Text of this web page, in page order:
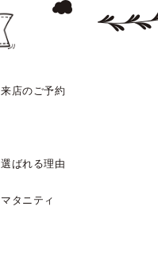
来店のご予約
選ばれる理由
マタニティ